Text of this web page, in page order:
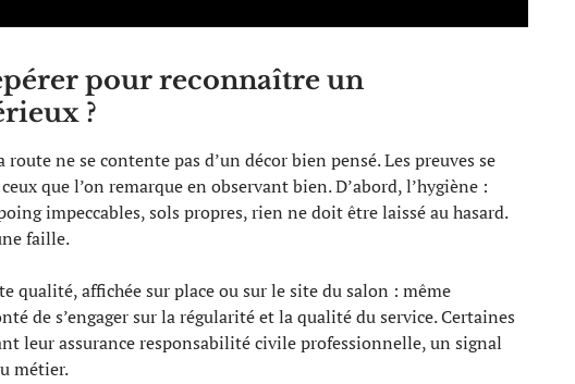
pour reconnaître un
?
ne se contente pas d’un décor bien pensé. Les preuves se
que l’on remarque en observant bien. D’abord, l’hygiène :
impeccables, sols propres, rien ne doit être laissé au hasard.
faille.
qualité, affichée sur place ou sur le site du salon : même
de s’engager sur la régularité et la qualité du service. Certaines
leur assurance responsabilité civile professionnelle, un signal
métier.